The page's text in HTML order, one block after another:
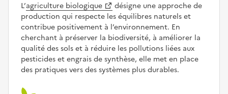
L’agriculture biologique
désigne une approche de
production qui respecte les équilibres naturels et
contribue positivement à l’environnement. En
cherchant à préserver la biodiversité, à améliorer la
qualité des sols et à réduire les pollutions liées aux
pesticides et engrais de synthèse, elle met en place
des pratiques vers des systèmes plus durables.